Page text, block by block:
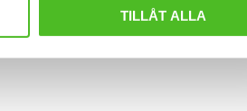
TILLÅT ALLA
Lägg till i